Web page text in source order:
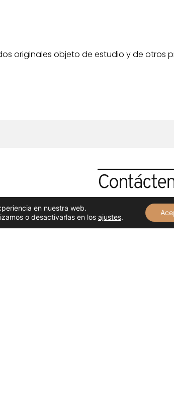
originales objeto de estudio y de otros
Si desea saber
estudios, cómo
en nuestra web.
o desactivarlas en los ajustes.